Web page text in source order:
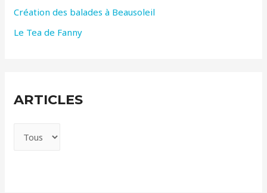
:Création des balades à Beausoleil
Le Tea de Fanny
ARTICLES